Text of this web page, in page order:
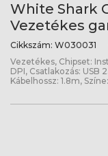
White Shark
Vezetékes
Cikkszám: W030031
Vezetékes, Chipset:
DPI, Csatlakozás: USB
Kábelhossz: 1.8m,